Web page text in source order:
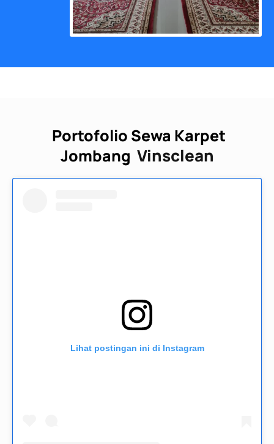
Portofolio Sewa Karpet
Jombang Vinsclean
Lihat postingan ini di Instagram